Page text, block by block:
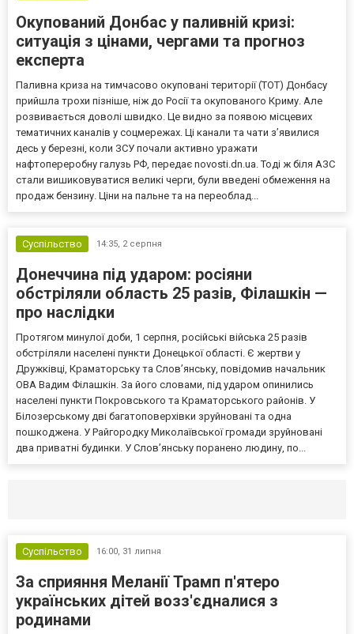
Окупований Донбас у паливній кризі:
ситуація з цінами, чергами та прогноз
експерта
Паливна криза на тимчасово окуповані території (ТОТ) Донбасу
прийшла трохи пізніше, ніж до Росії та окупованого Криму. Але
розвивається доволі швидко. Це видно за появою місцевих
тематичних каналів у соцмережах. Ці канали та чати з’явилися
десь у березні, коли ЗСУ почали активно уражати
нафтопереробну галузь РФ, передає novosti.dn.ua. Тоді ж біля АЗС
стали вишиковуватися великі черги, були введені обмеження на
продаж бензину. Ціни на пальне та на переоблад...
Суспільство 14:35, 2 серпня
Донеччина під ударом: росіяни
обстріляли область 25 разів, Філашкін —
про наслідки
Протягом минулої доби, 1 серпня, російські війська 25 разів
обстріляли населені пункти Донецької області. Є жертви у
Дружківці, Краматорську та Слов’янську, повідомив начальник
ОВА Вадим Філашкін. За його словами, під ударом опинились
населені пункти Покровського та Краматорського районів. У
Білозерському дві багатоповерхівки зруйновані та одна
пошкоджена. У Райгородку Миколаївської громади зруйновані
два приватні будинки. У Слов’янську поранено людину, по...
Суспільство 16:00, 31 липня
За сприяння Меланії Трамп п'ятеро
українських дітей возз'єдналися з
родинами